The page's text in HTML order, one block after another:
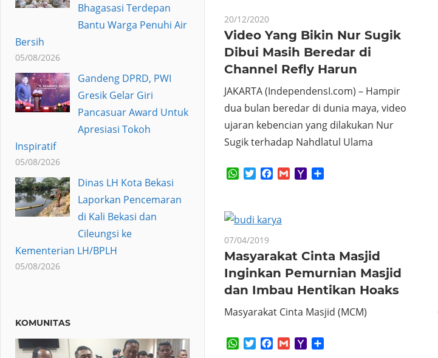
20/12/2020
Video Yang Bikin Nur Sugik
Dibui Masih Beredar di
Channel Refly Harun
JAKARTA (IndependensI.com) – Hampir
dua bulan beredar di dunia maya, video
ujaran kebencian yang dilakukan Nur
Sugik terhadap Nahdlatul Ulama
WhatsApp
TwitterFacebook
GmailYahoo
07/04/2019
Masyarakat Cinta Masjid
Inginkan Pemurnian Masjid
dan Imbau Hentikan Hoaks
Masyarakat Cinta Masjid (MCM)
WhatsApp
TwitterFacebook
GmailYahoo
Bhagasasi Terdepan
Bantu Warga Penuhi Air
Bersih
05/08/2026
Gandeng DPRD, PWI
Gresik Gelar Giri
Pancasuar Award Untuk
Apresiasi Tokoh
Inspiratif
05/08/2026
Dinas LH Kota Bekasi
Laporkan Pencemaran
di Kali Bekasi dan
Cileungsi ke
Kementerian LH/BPLH
05/08/2026
KOMUNITAS